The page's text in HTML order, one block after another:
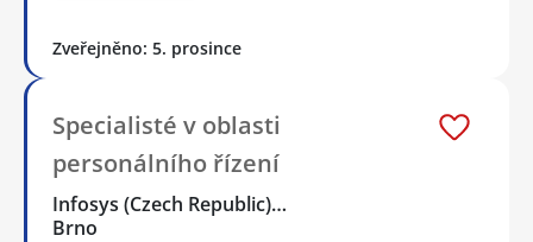
Zveřejněno: 5. prosince
Specialisté v oblasti
personálního řízení
Infosys (Czech Republic)…
Brno